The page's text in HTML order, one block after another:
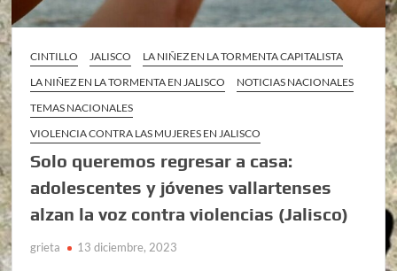
CINTILLO JALISCO
LA NIÑEZ EN LA TORMENTA CAPITALISTA
LA NIÑEZ EN LA TORMENTA EN JALISCO
NOTICIAS NACIONALES
TEMAS NACIONALES
VIOLENCIA CONTRA LAS MUJERES EN JALISCO
Solo queremos regresar a casa:
adolescentes y jóvenes vallartenses
alzan la voz contra violencias (Jalisco)
grieta 13 diciembre, 2023